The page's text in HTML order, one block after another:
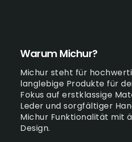
Warum Michur?
Michur steht für
langlebige Produkte für
Fokus auf erstklassige
Leder und sorgfältiger
Michur Funktionalität mit
Design.